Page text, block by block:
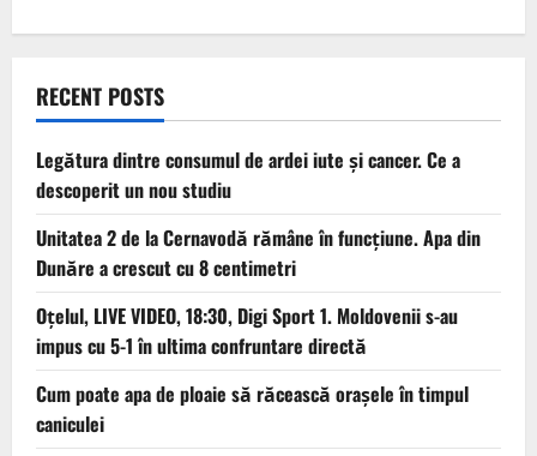
RECENT POSTS
Legătura dintre consumul de ardei iute și cancer. Ce a
descoperit un nou studiu
Unitatea 2 de la Cernavodă rămâne în funcțiune. Apa din
Dunăre a crescut cu 8 centimetri
Oțelul, LIVE VIDEO, 18:30, Digi Sport 1. Moldovenii s-au
impus cu 5-1 în ultima confruntare directă
Cum poate apa de ploaie să răcească orașele în timpul
caniculei